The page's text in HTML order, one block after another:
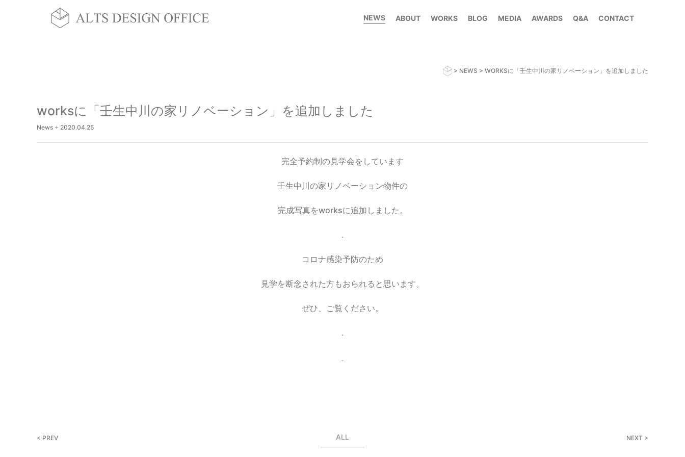
NEWS ABOUT WORKS BLOG MEDIA AWARDS Q&A CONTACT
> NEWS > WORKSに「壬生中川の家リノベーション」を追加しました
worksに「壬生中川の家リノベーション」を追加しました
News + 2020.04.25
完全予約制の見学会をしています
壬生中川の家リノベーション物件の
完成写真をworksに追加しました。
.
コロナ感染予防のため
見学を断念された方もおられると思います。
ぜひ、ご覧ください。
.
< PREV ALL NEXT >